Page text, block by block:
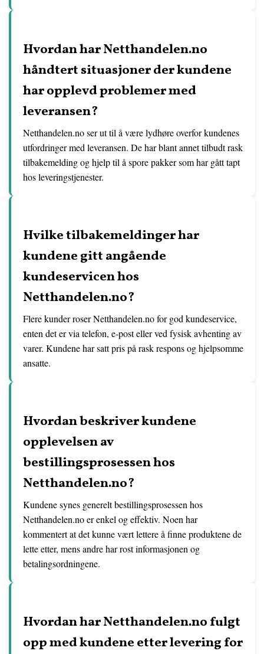
Hvordan har Netthandelen.no
håndtert situasjoner der kundene
har opplevd problemer med
leveransen?
Netthandelen.no ser ut til å være lydhøre overfor kundenes
utfordringer med leveransen. De har blant annet tilbudt rask
tilbakemelding og hjelp til å spore pakker som har gått tapt
hos leveringstjenester.
Hvilke tilbakemeldinger har
kundene gitt angående
kundeservicen hos
Netthandelen.no?
Flere kunder roser Netthandelen.no for god kundeservice,
enten det er via telefon, e-post eller ved fysisk avhenting av
varer. Kundene har satt pris på rask respons og hjelpsomme
ansatte.
Hvordan beskriver kundene
opplevelsen av
bestillingsprosessen hos
Netthandelen.no?
Kundene synes generelt bestillingsprosessen hos
Netthandelen.no er enkel og effektiv. Noen har
kommentert at det kunne vært lettere å finne produktene de
lette etter, mens andre har rost informasjonen og
betalingsordningene.
Hvordan har Netthandelen.no fulgt
opp med kundene etter levering for